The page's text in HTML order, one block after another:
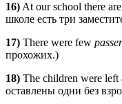
16) At our school there
школе есть три
17) There were few
прохожих.)
18) The children were left
оставлены одни без